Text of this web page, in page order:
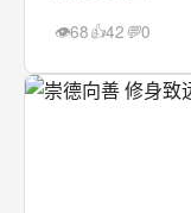
👁68👍42 💬0